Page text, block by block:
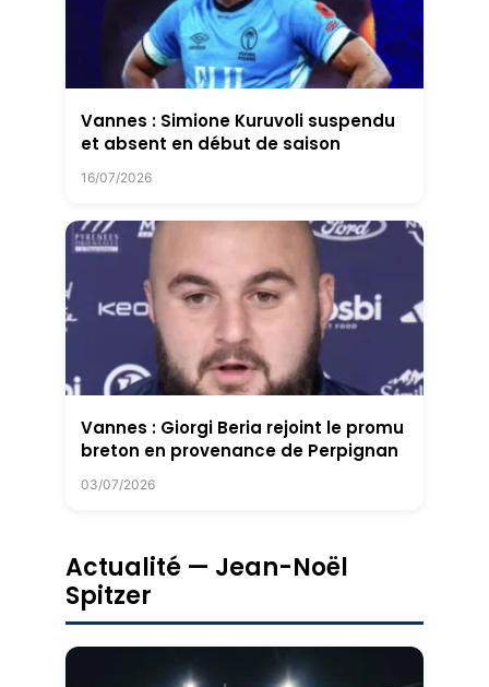
Vannes : Simione Kuruvoli suspendu
et absent en début de saison
16/07/2026
Vannes : Giorgi Beria rejoint le promu
breton en provenance de Perpignan
03/07/2026
Actualité — Jean-Noël
Spitzer